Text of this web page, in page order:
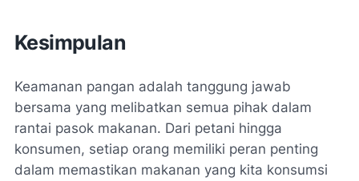
Kesimpulan
Keamanan pangan adalah tanggung jawab
bersama yang melibatkan semua pihak dalam
rantai pasok makanan. Dari petani hingga
konsumen, setiap orang memiliki peran penting
dalam memastikan makanan yang kita konsumsi